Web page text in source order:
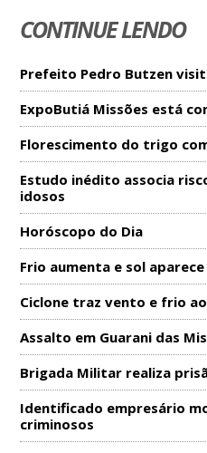
CONTINUE LENDO
Prefeito Pedro Butzen
ExpoButiá Missões está
Florescimento do trigo
Estudo inédito associa
idosos
Horóscopo do Dia
Frio aumenta e sol
Ciclone traz vento e frio
Assalto em Guarani das
Brigada Militar realiza
Identificado empresário
criminosos